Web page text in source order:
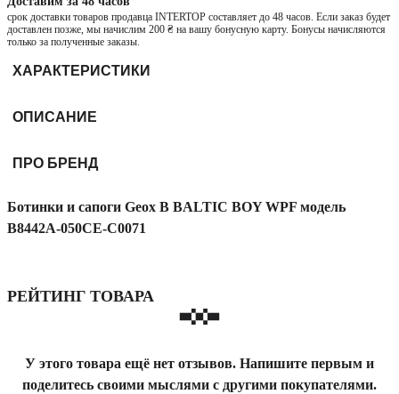
срок доставки товаров продавца INTERTOP составляет до 48 часов. Если заказ будет
доставлен позже, мы начислим 200 ₴ на вашу бонусную карту. Бонусы начисляются
только за полученные заказы.
ХАРАКТЕРИСТИКИ
ОПИСАНИЕ
ПРО БРЕНД
Ботинки и сапоги Geox B BALTIC BOY WPF модель
B8442A-050CE-C0071
РЕЙТИНГ ТОВАРА
У этого товара ещё нет отзывов. Напишите первым и
поделитесь своими мыслями с другими покупателями.